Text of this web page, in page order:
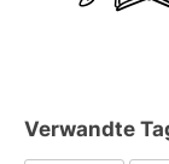
Verwandte